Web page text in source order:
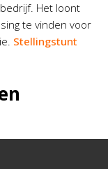
Het loont
te vinden voor
Stellingstunt